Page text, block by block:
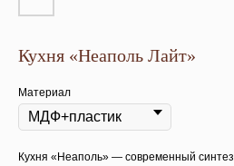
Кухня «Неаполь Лайт»
Материал
Кухня «Неаполь» — современный синтез